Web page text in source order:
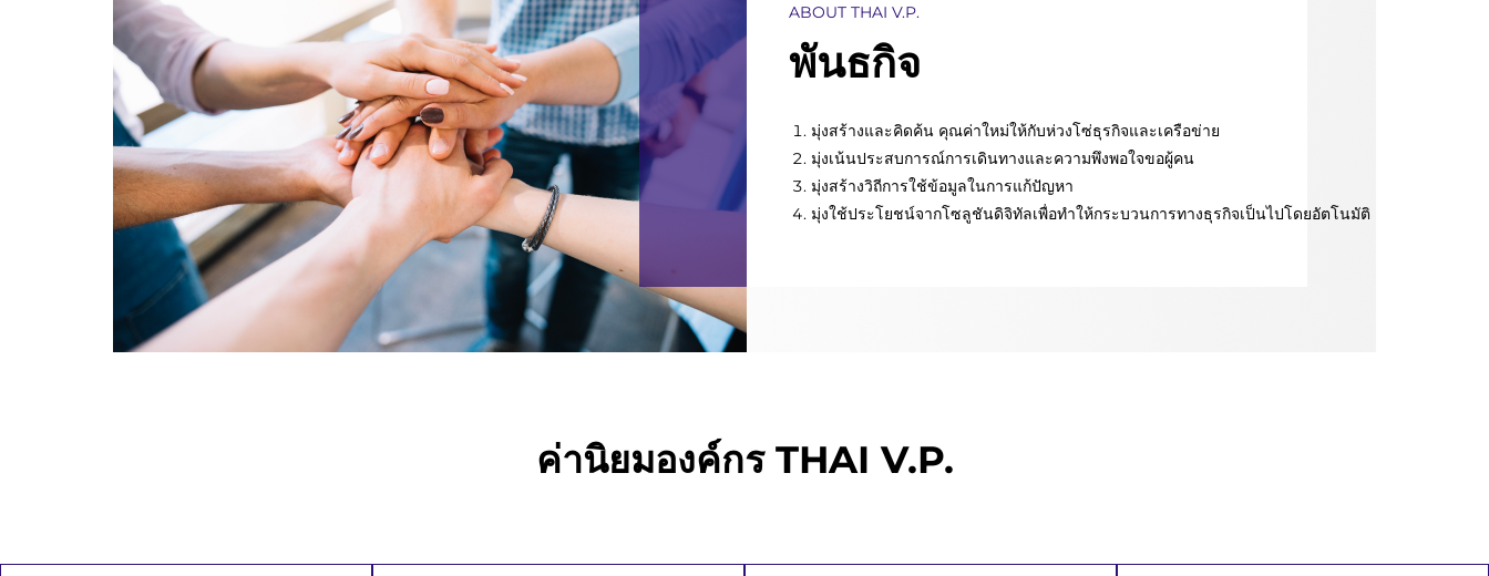
ABOUT THAI V.P.
พันธกิจ
มุ่งสร้างและคิดค้น คุณค่าใหม่ให้กับห่วงโซ่ธุรกิจและเครือข่าย
มุ่งเน้นประสบการณ์การเดินทางและความพึงพอใจขอผู้คน
มุ่งสร้างวิถีการใช้ข้อมูลในการแก้ปัญหา
มุ่งใช้ประโยชน์จากโซลูชันดิจิทัลเพื่อทำให้กระบวนการทางธุรกิจเป็นไปโดยอัตโนมัติ
ค่านิยมองค์กร THAI V.P.